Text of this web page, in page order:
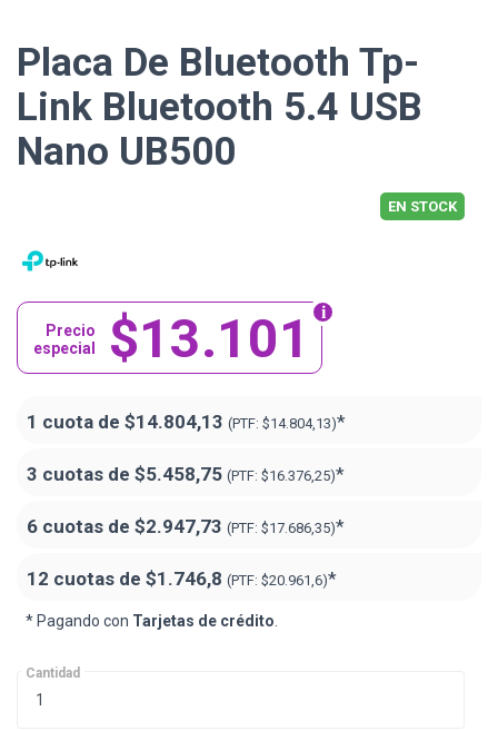
Placa De Bluetooth Tp-
Link Bluetooth 5.4 USB
Nano UB500
EN STOCK
$13.101
Precio
especial
1 cuota de $14.804,13 (PTF: $14.804,13)*
3 cuotas de $5.458,75 (PTF: $16.376,25)*
6 cuotas de $2.947,73 (PTF: $17.686,35)*
12 cuotas de $1.746,8 (PTF: $20.961,6)*
* Pagando con Tarjetas de crédito.
Cantidad